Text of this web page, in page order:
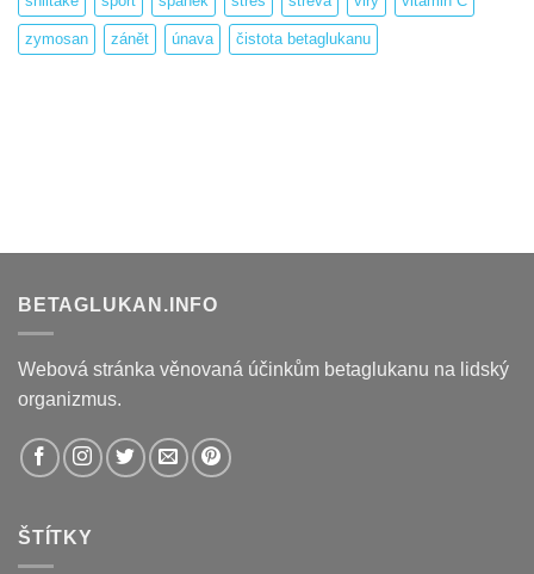
zymosan zánět únava čistota betaglukanu
BETAGLUKAN.INFO
Webová stránka věnovaná účinkům betaglukanu na lidský
organizmus.
ŠTÍTKY